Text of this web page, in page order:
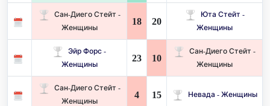
Сан-Диего Стейт -
Женщины
18 20
Юта Стейт -
Женщины
Эйр Форс -
Женщины
23 10
Сан-Диего Стейт -
Женщины
Сан-Диего Стейт -
Женщины
4 15 Невада - Женщины